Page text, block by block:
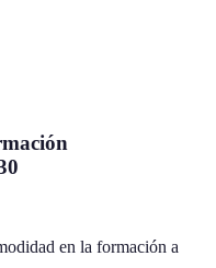
en la formación a